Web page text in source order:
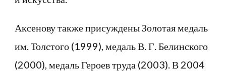
Аксенову также присуждены Золотая медаль
им. Толстого (1999), медаль В. Г. Белинского
(2000), медаль Героев труда (2003). В 2004